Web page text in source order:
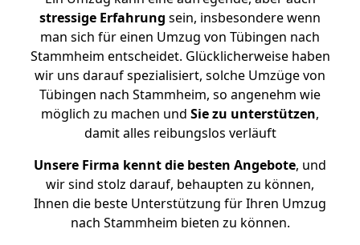
stressige Erfahrung sein, insbesondere wenn
man sich für einen Umzug von Tübingen nach
Stammheim entscheidet. Glücklicherweise haben
wir uns darauf spezialisiert, solche Umzüge von
Tübingen nach Stammheim, so angenehm wie
möglich zu machen und Sie zu unterstützen,
damit alles reibungslos verläuft
Unsere Firma kennt die besten Angebote, und
wir sind stolz darauf, behaupten zu können,
Ihnen die beste Unterstützung für Ihren Umzug
nach Stammheim bieten zu können.